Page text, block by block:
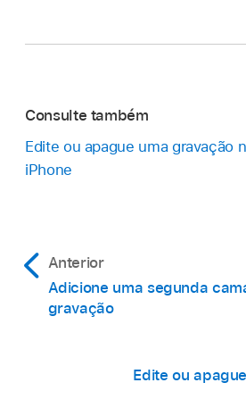
Consulte também
Edite ou apague uma gravação
iPhone
Anterior
Adicione uma segunda
gravação
Edite ou